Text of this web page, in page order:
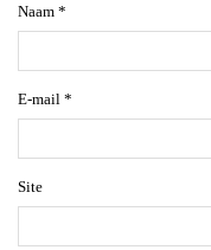
Naam *
E-mail *
Site